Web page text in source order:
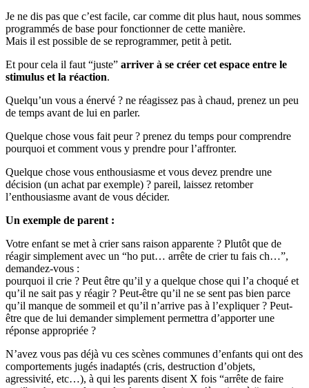
Je ne dis pas que c’est facile, car comme dit plus haut, nous sommes
programmés de base pour fonctionner de cette manière.
Mais il est possible de se reprogrammer, petit à petit.
Et pour cela il faut “juste” arriver à se créer cet espace entre le
stimulus et la réaction.
Quelqu’un vous a énervé ? ne réagissez pas à chaud, prenez un peu
de temps avant de lui en parler.
Quelque chose vous fait peur ? prenez du temps pour comprendre
pourquoi et comment vous y prendre pour l’affronter.
Quelque chose vous enthousiasme et vous devez prendre une
décision (un achat par exemple) ? pareil, laissez retomber
l’enthousiasme avant de vous décider.
Un exemple de parent :
Votre enfant se met à crier sans raison apparente ? Plutôt que de
réagir simplement avec un “ho put… arrête de crier tu fais ch…”,
demandez-vous :
pourquoi il crie ? Peut être qu’il y a quelque chose qui l’a choqué et
qu’il ne sait pas y réagir ? Peut-être qu’il ne se sent pas bien parce
qu’il manque de sommeil et qu’il n’arrive pas à l’expliquer ? Peut-
être que de lui demander simplement permettra d’apporter une
réponse appropriée ?
N’avez vous pas déjà vu ces scènes communes d’enfants qui ont des
comportements jugés inadaptés (cris, destruction d’objets,
agressivité, etc…), à qui les parents disent X fois “arrête de faire